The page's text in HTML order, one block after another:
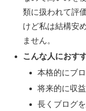
類に扱われて評
けど私は結構安
ません。
こんな人におす
本格的にブ
将来的に収
長くブログ